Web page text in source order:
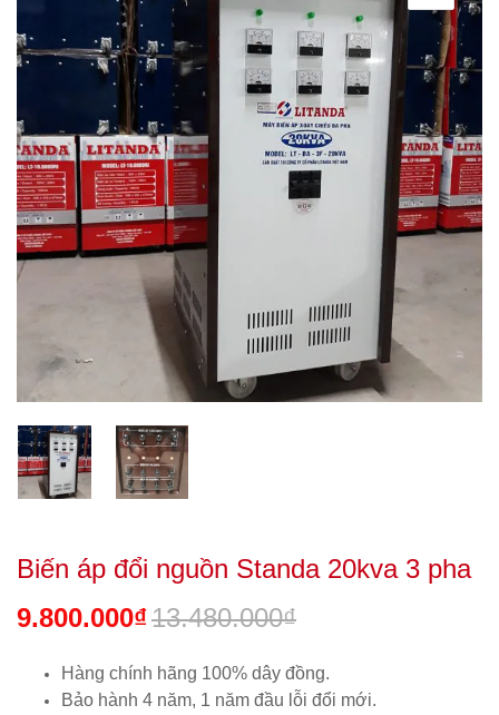
Biến áp đổi nguồn Standa 20kva 3 pha
9.800.000₫13.480.000₫
Hàng chính hãng 100% dây đồng.
Bảo hành 4 năm, 1 năm đầu lỗi đổi mới.